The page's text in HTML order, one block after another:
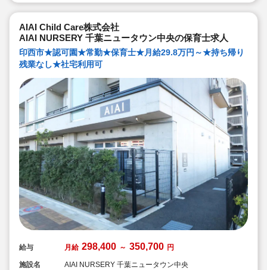
AIAI Child Care株式会社
AIAI NURSERY 千葉ニュータウン中央の保育士求人
印西市★認可園★常勤★保育士★月給29.8万円～★持ち帰り
残業なし★社宅利用可
給与 月給 298,400 ～ 350,700 円
施設名
AIAI NURSERY 千葉ニュータウン中央